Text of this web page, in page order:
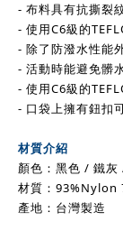
- 布料具有抗撕裂
- 使用C6級的
- 除了防潑水性能
- 活動時能避免髒
- 使用C6級的
- 口袋上擁有鈕扣
材質介紹
顏色： 黑色 / 鐵灰
材質：93%Nylon
產地：台灣製造